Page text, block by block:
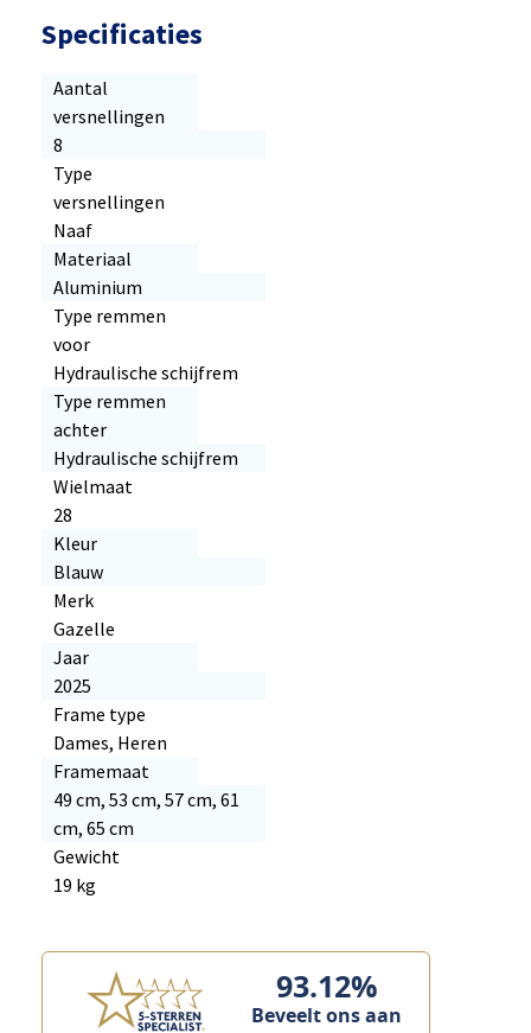
Specificaties
Aantal
versnellingen
8
Type
versnellingen
Naaf
Materiaal
Aluminium
Type remmen
voor
Hydraulische schijfrem
Type remmen
achter
Hydraulische schijfrem
Wielmaat
28
Kleur
Blauw
Merk
Gazelle
Jaar
2025
Frame type
Dames, Heren
Framemaat
49 cm, 53 cm, 57 cm, 61
cm, 65 cm
Gewicht
19 kg
93.12%
Beveelt ons aan